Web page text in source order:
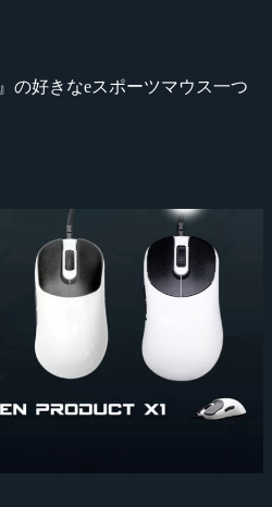
』の好きなeスポーツマウス一つ